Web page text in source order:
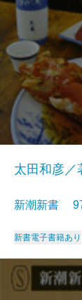
太田和彦／
新潮新書
新書電子書籍あり